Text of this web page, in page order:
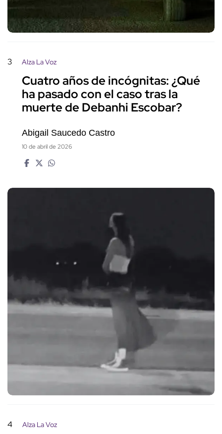
3 Alza La Voz
Cuatro años de incógnitas: ¿Qué
ha pasado con el caso tras la
muerte de Debanhi Escobar?
Abigail Saucedo Castro
10 de abril de 2026
4 Alza La Voz